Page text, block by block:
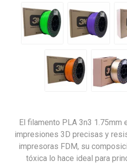
El filamento PLA 3n3 1.75mm
impresiones 3D precisas y
impresoras FDM, su
tóxica lo hace ideal para